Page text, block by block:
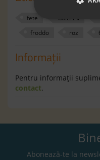
fete balerini
froddo
roz
Informaţii
Pentru informaţii
contact.
Abonează-te la